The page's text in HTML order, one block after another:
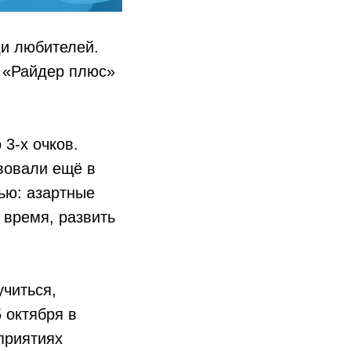
любителей.
плюс»
х очков.
ещё в
азартные
развить
в